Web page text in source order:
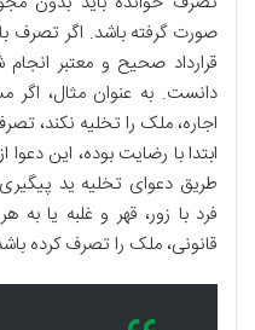
صورت گرفته باشد. اگر تصرف
قرارداد صحیح و معتبر
دانست. به عنوان مثال، اگر
اجاره، ملک را تخلیه نکند،
ابتدا با رضایت بوده، این
طریق دعوای تخلیه ید
فرد با زور، قهر و غلبه یا
قانونی، ملک را تصرف کرده